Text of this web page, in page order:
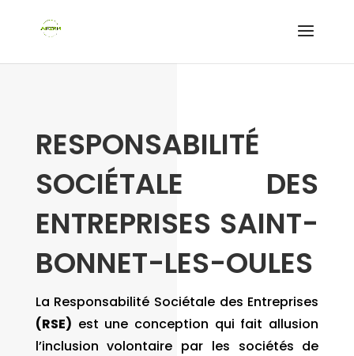
RESPONSABILITÉ
SOCIÉTALE DES
ENTREPRISES SAINT-
BONNET-LES-OULES
La Responsabilité Sociétale des Entreprises
(RSE) est une conception qui fait allusion
l’inclusion volontaire par les sociétés de